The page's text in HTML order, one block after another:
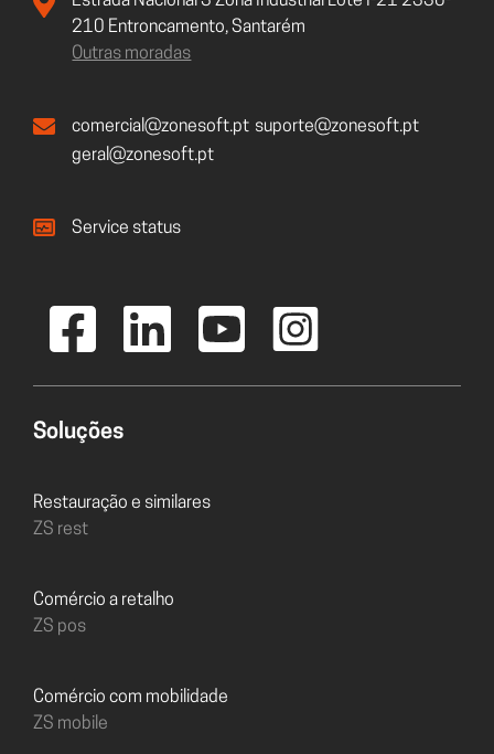
210 Entroncamento, Santarém
Outras moradas
comercial@zonesoft.pt suporte@zonesoft.pt
geral@zonesoft.pt
Service status
Soluções
Restauração e similares
ZS rest
Comércio a retalho
ZS pos
Comércio com mobilidade
ZS mobile